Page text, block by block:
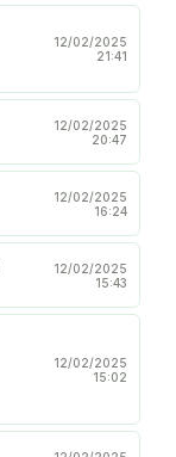
12/02/2025
21:41
12/02/2025
20:47
12/02/2025
16:24
12/02/2025
15:43
12/02/2025
15:02